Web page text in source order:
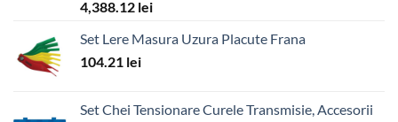
4,388.12 lei
Set Lere Masura Uzura Placute Frana
104.21 lei
Set Chei Tensionare Curele Transmisie, Accesorii